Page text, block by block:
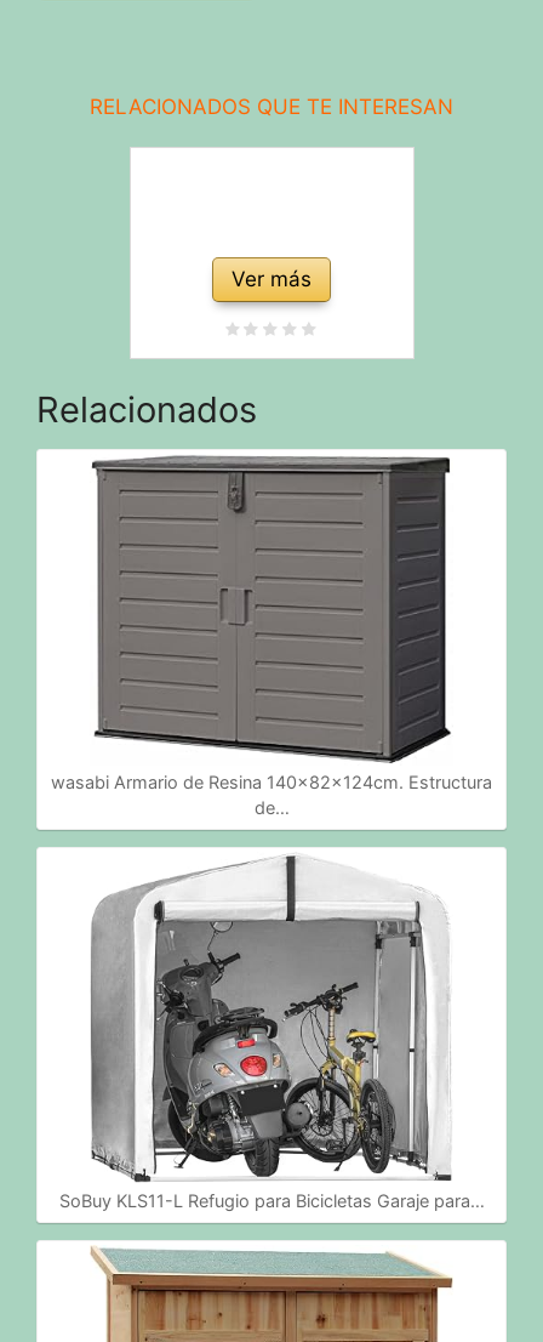
RELACIONADOS QUE TE INTERESAN
Ver más
Relacionados
wasabi Armario de Resina 140x82x124cm. Estructura
de…
SoBuy KLS11-L Refugio para Bicicletas Garaje para…